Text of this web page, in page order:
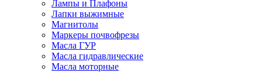
Лампы и Плафоны
Лапки выжимные
Магнитолы
Маркеры почвофрезы
Масла ГУР
Масла гидравлические
Масла моторные